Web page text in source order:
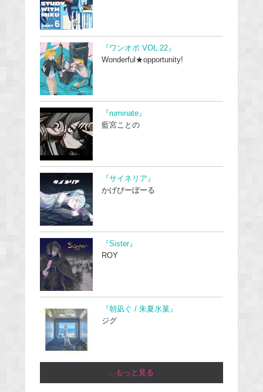
『ワンオポ VOL.22』
Wonderful★opportunity!
『ruminate』
藍宮ことの
『サイネリア』
かげぴーぼーる
『Sister』
ROY
『朝凪ぐ / 朱夏氷菓』
ジグ
...もっと見る